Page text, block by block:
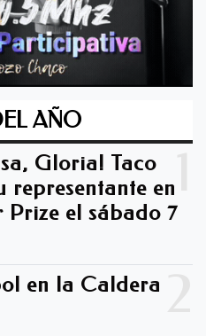
AÑO
Gloria! Taco
representante en
Prize el sábado 7
en la Caldera